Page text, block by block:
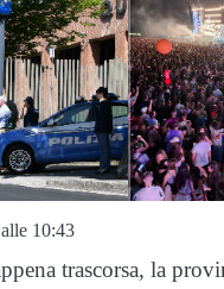
10:43
trascorsa, la